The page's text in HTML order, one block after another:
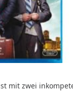
mit zwei